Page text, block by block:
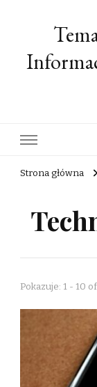
Strona główna
Pokazuje: 1 - 10